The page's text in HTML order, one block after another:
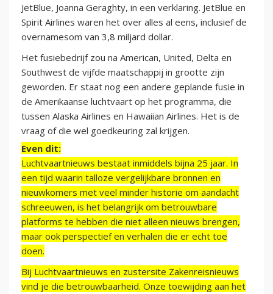
JetBlue, Joanna Geraghty, in een verklaring. JetBlue en
Spirit Airlines waren het over alles al eens, inclusief de
overnamesom van 3,8 miljard dollar.
Het fusiebedrijf zou na American, United, Delta en
Southwest de vijfde maatschappij in grootte zijn
geworden. Er staat nog een andere geplande fusie in
de Amerikaanse luchtvaart op het programma, die
tussen Alaska Airlines en Hawaiian Airlines. Het is de
vraag of die wel goedkeuring zal krijgen.
Even dit:
Luchtvaartnieuws bestaat inmiddels bijna 25 jaar. In
een tijd waarin talloze vergelijkbare bronnen en
nieuwkomers met veel minder historie om aandacht
schreeuwen, is het belangrijk om betrouwbare
platforms te hebben die niet alleen nieuws brengen,
maar ook perspectief en verhalen die er echt toe
doen.
Bij Luchtvaartnieuws en zustersite Zakenreisnieuws
vind je die betrouwbaarheid. Onze toewijding aan het